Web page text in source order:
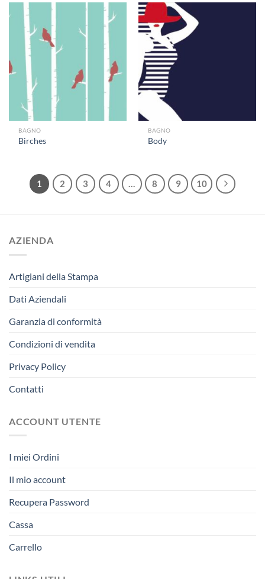
BAGNO
Birches
BAGNO
Body
1 2 3 4 … 8 9 10
AZIENDA
Artigiani della Stampa
Dati Aziendali
Garanzia di conformità
Condizioni di vendita
Privacy Policy
Contatti
ACCOUNT UTENTE
I miei Ordini
Il mio account
Recupera Password
Cassa
Carrello